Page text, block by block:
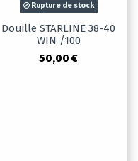
Rupture de stock
Douille STARLINE 38-40
WIN /100
50,00 €